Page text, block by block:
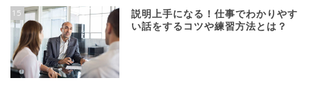
15
説明上手になる！仕事でわかりやす
い話をするコツや練習方法とは？